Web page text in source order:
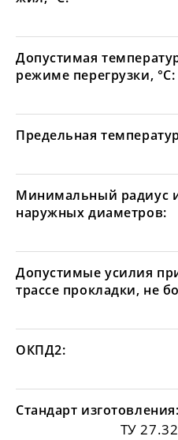
Допустимая
режиме перегрузки, °С:
Предельная
Минимальный радиус
наружных диаметров:
Допустимые усилия
трассе прокладки, не
ОКПД2:
Стандарт изготовления:
ТУ